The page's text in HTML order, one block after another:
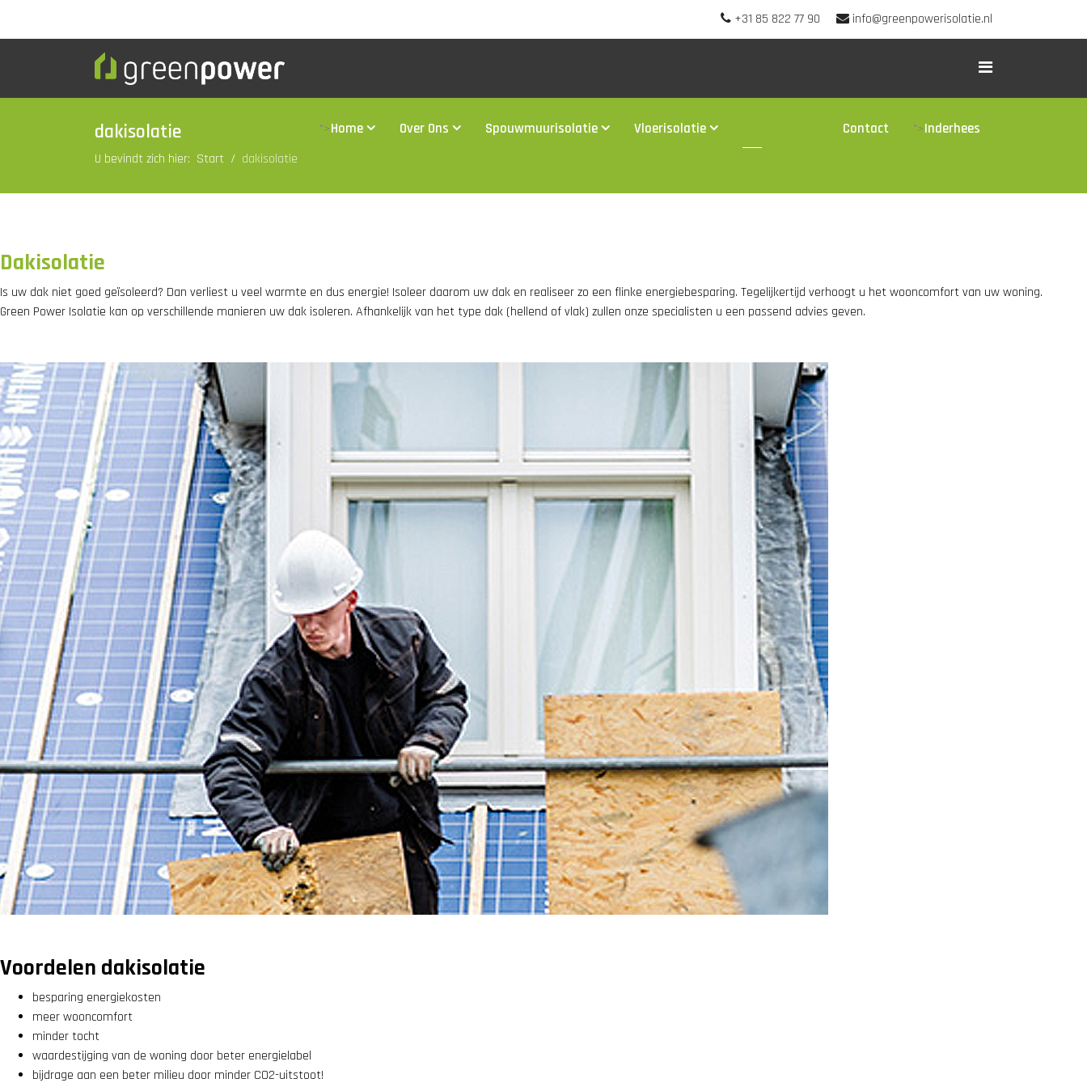
+31 85 822 77 90 info@greenpowerisolatie.nl
">Home Over Ons Spouwmuurisolatie Vloerisolatie Contact ">Inderhees
dakisolatie
U bevindt zich hier: Start dakisolatie
Dakisolatie
Is uw dak niet goed geïsoleerd? Dan verliest u veel warmte en dus energie! Isoleer daarom uw dak en realiseer zo een flinke energiebesparing. Tegelijkertijd verhoogt u het wooncomfort van uw woning.
Green Power Isolatie kan op verschillende manieren uw dak isoleren. Afhankelijk van het type dak (hellend of vlak) zullen onze specialisten u een passend advies geven.
Voordelen dakisolatie
besparing energiekosten
meer wooncomfort
minder tocht
waardestijging van de woning door beter energielabel
bijdrage aan een beter milieu door minder CO2-uitstoot!